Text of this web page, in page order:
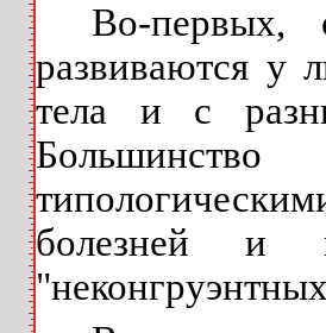
Во-
развиваются у
тела и с
болезней и